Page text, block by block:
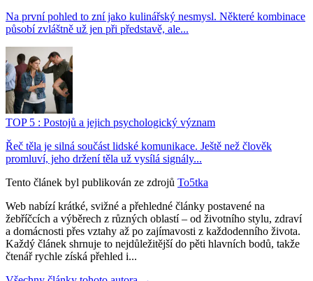
Na první pohled to zní jako kulinářský nesmysl. Některé kombinace
působí zvláštně už jen při představě, ale...
TOP 5 : Postojů a jejich psychologický význam
Řeč těla je silná součást lidské komunikace. Ještě než člověk
promluví, jeho držení těla už vysílá signály...
Tento článek byl publikován ze zdrojů To5tka
Web nabízí krátké, svižné a přehledné články postavené na
žebříčcích a výběrech z různých oblastí – od životního stylu, zdraví
a domácnosti přes vztahy až po zajímavosti z každodenního života.
Každý článek shrnuje to nejdůležitější do pěti hlavních bodů, takže
čtenář rychle získá přehled i...